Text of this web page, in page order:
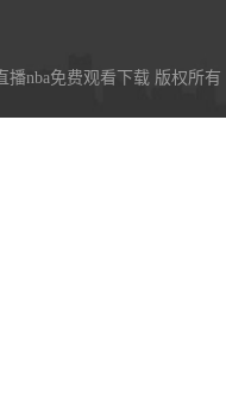
播nba免费观看下载 版权所有